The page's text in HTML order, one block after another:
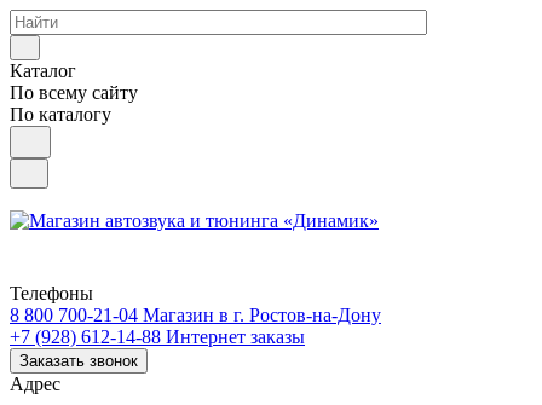
Каталог
По всему сайту
По каталогу
Телефоны
8 800 700-21-04 Магазин в г. Ростов-на-Дону
+7 (928) 612-14-88 Интернет заказы
Заказать звонок
Адрес